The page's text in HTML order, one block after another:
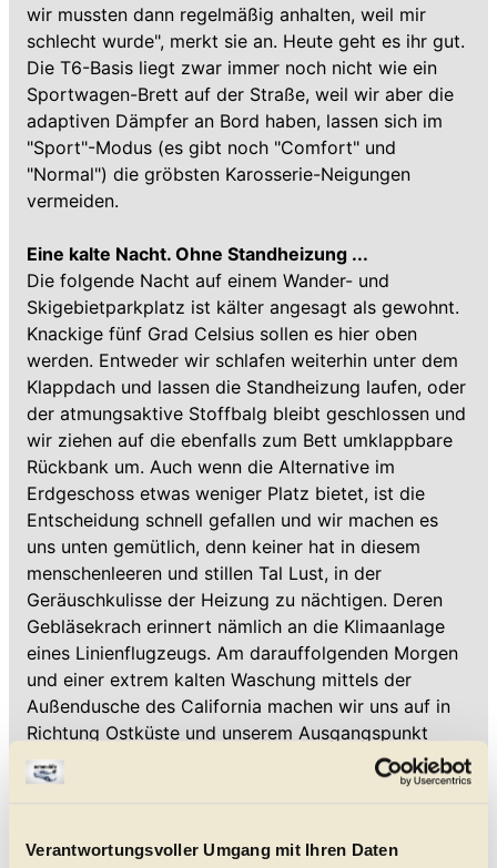
Verantwortungsvoller Umgang mit Ihren Daten
wir mussten dann regelmäßig anhalten, weil mir
schlecht wurde", merkt sie an. Heute geht es ihr gut.
Die T6-Basis liegt zwar immer noch nicht wie ein
Sportwagen-Brett auf der Straße, weil wir aber die
adaptiven Dämpfer an Bord haben, lassen sich im
"Sport"-Modus (es gibt noch "Comfort" und
"Normal") die gröbsten Karosserie-Neigungen
vermeiden.
Eine kalte Nacht. Ohne Standheizung ...
Die folgende Nacht auf einem Wander- und
Skigebietparkplatz ist kälter angesagt als gewohnt.
Knackige fünf Grad Celsius sollen es hier oben
werden. Entweder wir schlafen weiterhin unter dem
Klappdach und lassen die Standheizung laufen, oder
der atmungsaktive Stoffbalg bleibt geschlossen und
wir ziehen auf die ebenfalls zum Bett umklappbare
Rückbank um. Auch wenn die Alternative im
Erdgeschoss etwas weniger Platz bietet, ist die
Entscheidung schnell gefallen und wir machen es
uns unten gemütlich, denn keiner hat in diesem
menschenleeren und stillen Tal Lust, in der
Geräuschkulisse der Heizung zu nächtigen. Deren
Gebläsekrach erinnert nämlich an die Klimaanlage
eines Linienflugzeugs. Am darauffolgenden Morgen
und einer extrem kalten Waschung mittels der
Außendusche des California machen wir uns auf in
Richtung Ostküste und unserem Ausgangspunkt
Bastia. Der Urlaub neigt sich dem Ende.
Features des California auseinanderzusetzen und